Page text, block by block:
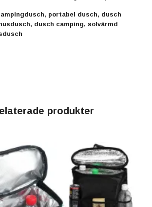
portabel dusch, dusch
dusch camping, solvärmd